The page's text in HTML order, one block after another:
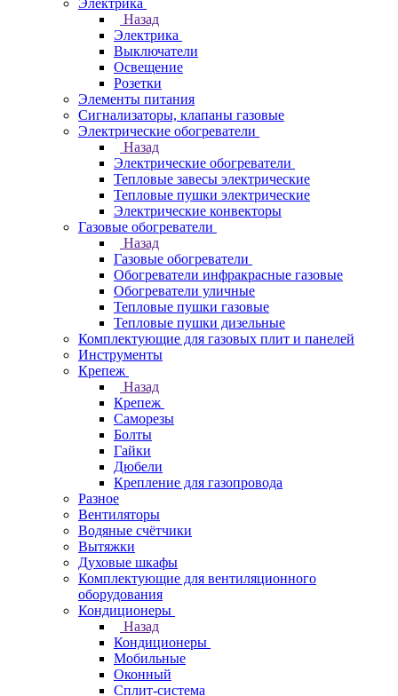
Электрика
Назад
Электрика
Выключатели
Освещение
Розетки
Элементы питания
Сигнализаторы, клапаны газовые
Электрические обогреватели
Назад
Электрические обогреватели
Тепловые завесы электрические
Тепловые пушки электрические
Электрические конвекторы
Газовые обогреватели
Назад
Газовые обогреватели
Обогреватели инфракрасные газовые
Обогреватели уличные
Тепловые пушки газовые
Тепловые пушки дизельные
Комплектующие для газовых плит и панелей
Инструменты
Крепеж
Назад
Крепеж
Саморезы
Болты
Гайки
Дюбели
Крепление для газопровода
Разное
Вентиляторы
Водяные счётчики
Вытяжки
Духовые шкафы
Комплектующие для вентиляционного
оборудования
Кондиционеры
Назад
Кондиционеры
Мобильные
Оконный
Сплит-система